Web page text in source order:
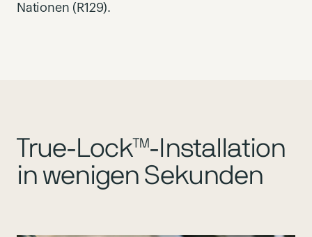
Nationen (R129).
True-Lock™-Installation
in wenigen Sekunden